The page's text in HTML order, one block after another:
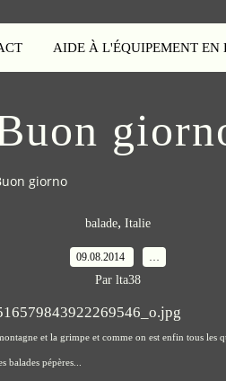
AIDE À L'ÉQUIPEMENT EN
giorno
balade, Italie
09.08.2014
Par lta38
et la grimpe et comme on est enfin tous les
pépères...